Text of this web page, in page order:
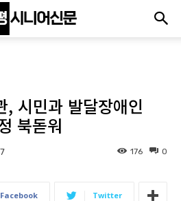
, 시민과 발달장애인
북돋워
0
176
Facebook Twitter